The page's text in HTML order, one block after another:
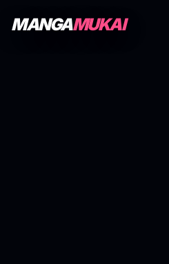
MANGAMUKAI